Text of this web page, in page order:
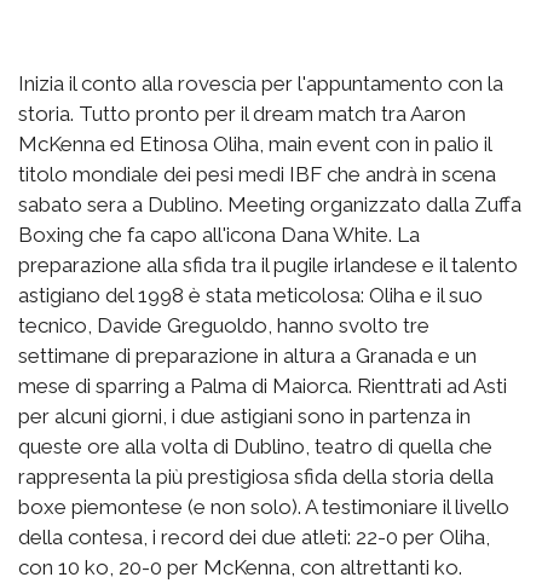
Inizia il conto alla rovescia per l'appuntamento con la
storia. Tutto pronto per il dream match tra Aaron
McKenna ed Etinosa Oliha, main event con in palio il
titolo mondiale dei pesi medi IBF che andrà in scena
sabato sera a Dublino. Meeting organizzato dalla Zuffa
Boxing che fa capo all'icona Dana White. La
preparazione alla sfida tra il pugile irlandese e il talento
astigiano del 1998 è stata meticolosa: Oliha e il suo
tecnico, Davide Greguoldo, hanno svolto tre
settimane di preparazione in altura a Granada e un
mese di sparring a Palma di Maiorca. Rienttrati ad Asti
per alcuni giorni, i due astigiani sono in partenza in
queste ore alla volta di Dublino, teatro di quella che
rappresenta la più prestigiosa sfida della storia della
boxe piemontese (e non solo). A testimoniare il livello
della contesa, i record dei due atleti: 22-0 per Oliha,
con 10 ko, 20-0 per McKenna, con altrettanti ko.